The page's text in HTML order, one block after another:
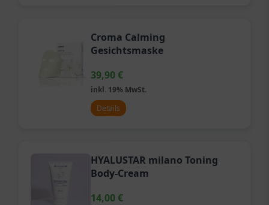
Croma Calming
Gesichtsmaske
39,90€
inkl. 19% MwSt.
Details
HYALUSTAR milano Toning
Body-Cream
14,00€